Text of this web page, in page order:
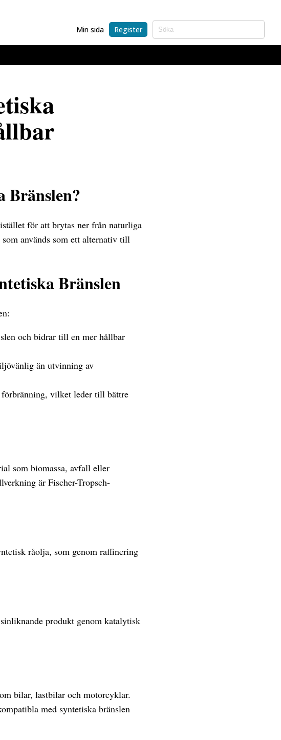
Min sida Register
Bränslen?
för att brytas ner från naturliga
används som ett alternativ till
Bränslen
och bidrar till en mer hållbar
än utvinning av
förbränning, vilket leder till bättre
som biomassa, avfall eller
är Fischer-Tropsch-
råolja, som genom raffinering
produkt genom katalytisk
bilar, lastbilar och motorcyklar.
med syntetiska bränslen